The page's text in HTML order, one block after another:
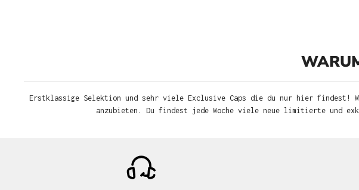
Erstklassige Selektion und sehr viele Exclusive Caps die du nur hier findest!
anzubieten. Du findest jede Woche viele neue limitierte und